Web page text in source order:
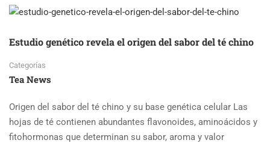
Estudio genético revela el origen del sabor del té chino
Categorías
Tea News
Origen del sabor del té chino y su base genética celular Las
hojas de té contienen abundantes flavonoides, aminoácidos y
fitohormonas que determinan su sabor, aroma y valor